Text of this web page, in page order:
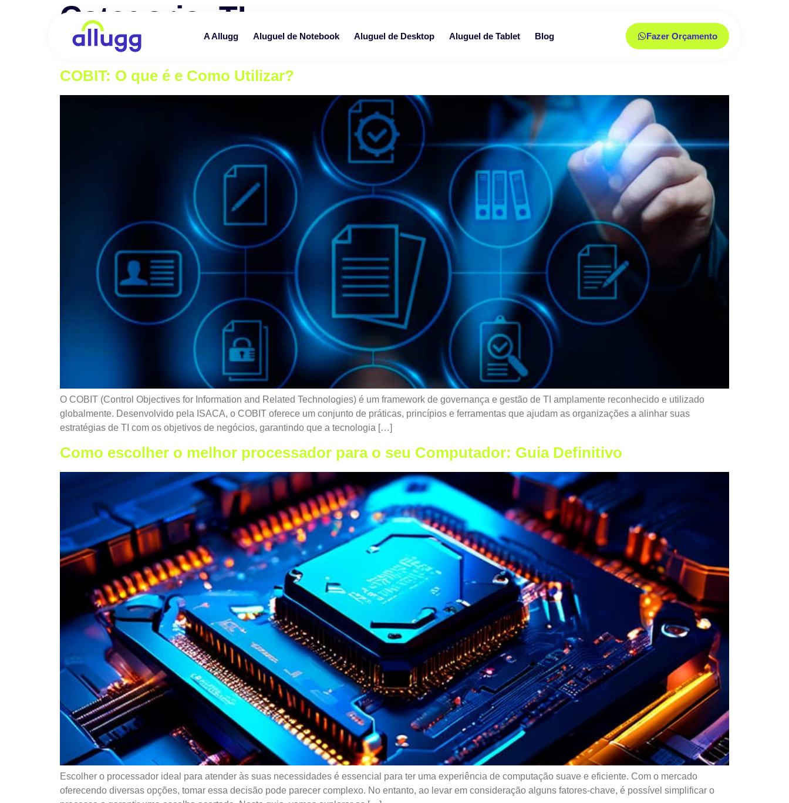
A Allugg Aluguel de Notebook Aluguel de Desktop Aluguel de Tablet Blog Fazer Orçamento
Categoria: TI
Tecnologia é com a Allugg. Conheça nossos planos mensais para locação de equipamentos de TI para empresas.
COBIT: O que é e Como Utilizar?
O COBIT (Control Objectives for Information and Related Technologies) é um framework de governança e gestão de TI amplamente reconhecido e utilizado
globalmente. Desenvolvido pela ISACA, o COBIT oferece um conjunto de práticas, princípios e ferramentas que ajudam as organizações a alinhar suas
estratégias de TI com os objetivos de negócios, garantindo que a tecnologia […]
Como escolher o melhor processador para o seu Computador: Guia Definitivo
Escolher o processador ideal para atender às suas necessidades é essencial para ter uma experiência de computação suave e eficiente. Com o mercado
oferecendo diversas opções, tomar essa decisão pode parecer complexo. No entanto, ao levar em consideração alguns fatores-chave, é possível simplificar o